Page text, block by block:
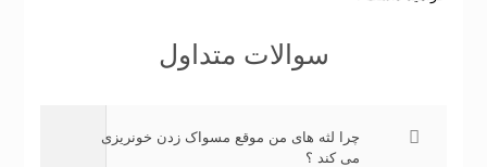
سوالات متداول
چرا لثه های من موقع مسواک زدن خونریزی
می کند ؟